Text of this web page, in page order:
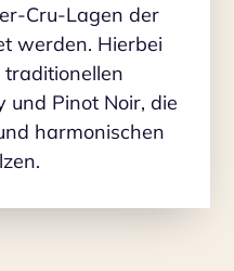
Cru-Lagen der
werden. Hierbei
traditionellen
und Pinot Noir, die
harmonischen